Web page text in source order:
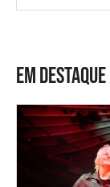
EM DESTAQUE